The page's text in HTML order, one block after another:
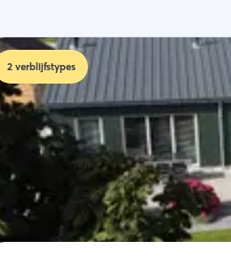
2 verblijfstypes